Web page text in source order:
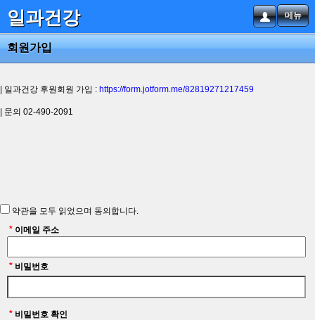
일과건강 메뉴
회원가입
| 일과건강 후원회원 가입 : https://form.jotform.me/82819271217459
| 문의 02-490-2091
약관을 모두 읽었으며 동의합니다.
이메일 주소
*
비밀번호
*
비밀번호 확인
*